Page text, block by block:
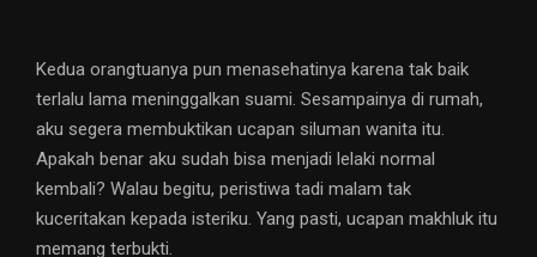
Kedua orangtuanya pun menasehatinya karena tak baik
terlalu lama meninggalkan suami. Sesampainya di rumah,
aku segera membuktikan ucapan siluman wanita itu.
Apakah benar aku sudah bisa menjadi lelaki normal
kembali? Walau begitu, peristiwa tadi malam tak
kuceritakan kepada isteriku. Yang pasti, ucapan makhluk itu
memang terbukti.